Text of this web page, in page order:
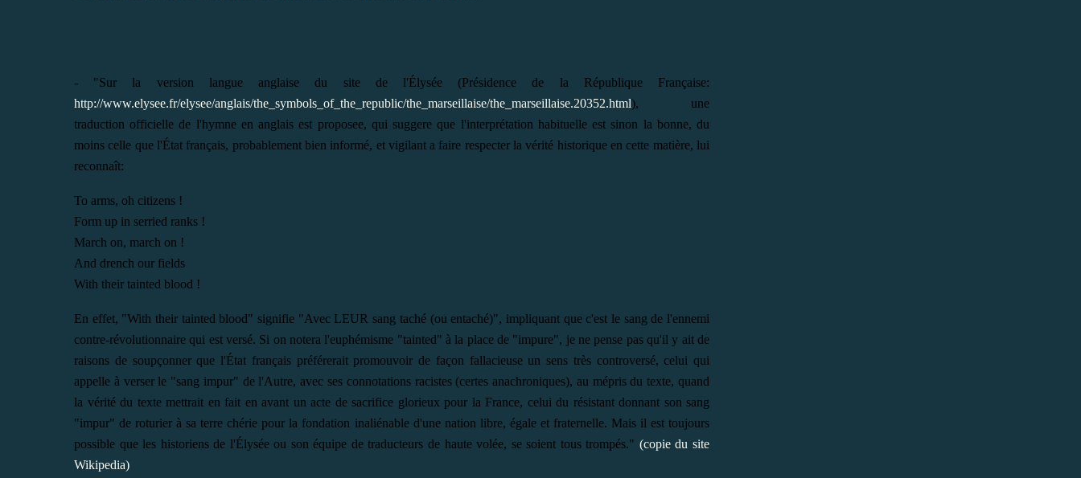
- "Sur la version langue anglaise du site de l'Élysée (Présidence de la République Française:
http://www.elysee.fr/elysee/anglais/the_symbols_of_the_republic/the_marseillaise/the_marseillaise.20352.html), une
traduction officielle de l'hymne en anglais est proposee, qui suggere que l'interprétation habituelle est sinon la bonne, du
moins celle que l'État français, probablement bien informé, et vigilant a faire respecter la vérité historique en cette matière, lui
reconnaît:
To arms, oh citizens !
Form up in serried ranks !
March on, march on !
And drench our fields
With their tainted blood !
En effet, "With their tainted blood" signifie "Avec LEUR sang taché (ou entaché)", impliquant que c'est le sang de l'ennemi
contre-révolutionnaire qui est versé. Si on notera l'euphémisme "tainted" à la place de "impure", je ne pense pas qu'il y ait de
raisons de soupçonner que l'État français préférerait promouvoir de façon fallacieuse un sens très controversé, celui qui
appelle à verser le "sang impur" de l'Autre, avec ses connotations racistes (certes anachroniques), au mépris du texte, quand
la vérité du texte mettrait en fait en avant un acte de sacrifice glorieux pour la France, celui du résistant donnant son sang
"impur" de roturier à sa terre chérie pour la fondation inaliénable d'une nation libre, égale et fraternelle. Mais il est toujours
possible que les historiens de l'Élysée ou son équipe de traducteurs de haute volée, se soient tous trompés." (copie du site
Wikipedia)